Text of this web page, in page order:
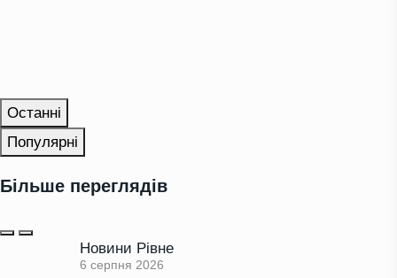
Останні
Популярні
Більше переглядів
Новини Рівне
6 серпня 2026